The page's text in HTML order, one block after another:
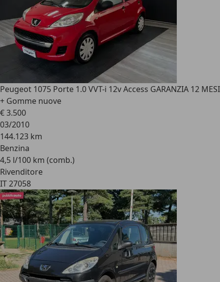
Peugeot 1075 Porte 1.0 VVT-i 12v Access GARANZIA 12 MESI
+ Gomme nuove
€ 3.500
03/2010
144.123 km
Benzina
4,5 l/100 km (comb.)
Rivenditore
IT 27058